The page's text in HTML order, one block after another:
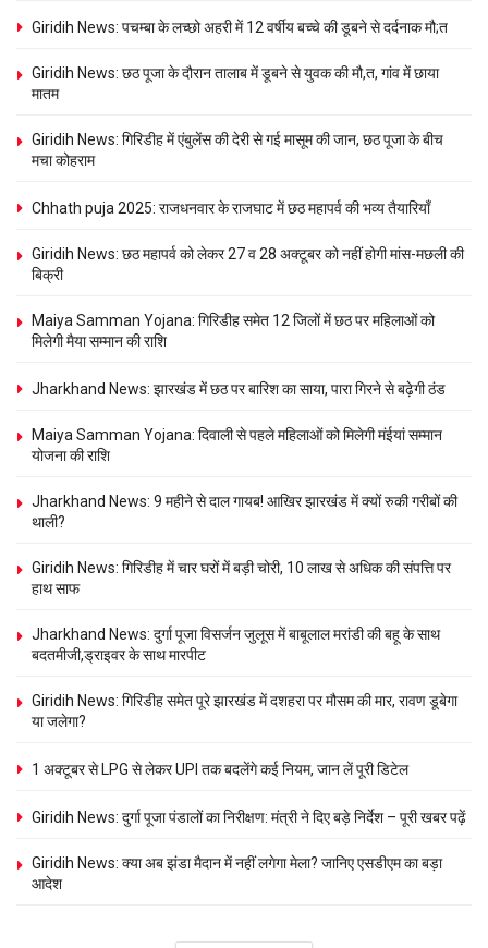
Giridih News: पचम्बा के लच्छो अहरी में 12 वर्षीय बच्चे की डूबने से दर्दनाक मौ;त
Giridih News: छठ पूजा के दौरान तालाब में डूबने से युवक की मौ,त, गांव में छाया
मातम
Giridih News: गिरिडीह में एंबुलेंस की देरी से गई मासूम की जान, छठ पूजा के बीच
मचा कोहराम
Chhath puja 2025: राजधनवार के राजघाट में छठ महापर्व की भव्य तैयारियाँ
Giridih News: छठ महापर्व को लेकर 27 व 28 अक्टूबर को नहीं होगी मांस-मछली की
बिक्री
Maiya Samman Yojana: गिरिडीह समेत 12 जिलों में छठ पर महिलाओं को
मिलेगी मैया सम्मान की राशि
Jharkhand News: झारखंड में छठ पर बारिश का साया, पारा गिरने से बढ़ेगी ठंड
Maiya Samman Yojana: दिवाली से पहले महिलाओं को मिलेगी मंईयां सम्मान
योजना की राशि
Jharkhand News: 9 महीने से दाल गायब! आखिर झारखंड में क्यों रुकी गरीबों की
थाली?
Giridih News: गिरिडीह में चार घरों में बड़ी चोरी, 10 लाख से अधिक की संपत्ति पर
हाथ साफ
Jharkhand News: दुर्गा पूजा विसर्जन जुलूस में बाबूलाल मरांडी की बहू के साथ
बदतमीजी,ड्राइवर के साथ मारपीट
Giridih News: गिरिडीह समेत पूरे झारखंड में दशहरा पर मौसम की मार, रावण डूबेगा
या जलेगा?
1 अक्टूबर से LPG से लेकर UPI तक बदलेंगे कई नियम, जान लें पूरी डिटेल
Giridih News: दुर्गा पूजा पंडालों का निरीक्षण: मंत्री ने दिए बड़े निर्देश – पूरी खबर पढ़ें
Giridih News: क्या अब झंडा मैदान में नहीं लगेगा मेला? जानिए एसडीएम का बड़ा
आदेश